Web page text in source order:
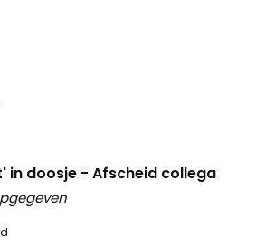
in doosje - Afscheid collega